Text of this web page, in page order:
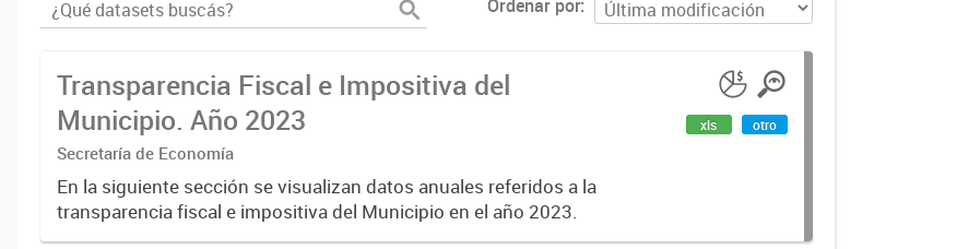
Ordenar por
Transparencia Fiscal e Impositiva del
Municipio. Año 2023
Secretaría de Economía
En la siguiente sección se visualizan datos anuales referidos a la
transparencia fiscal e impositiva del Municipio en el año 2023.
xls otro